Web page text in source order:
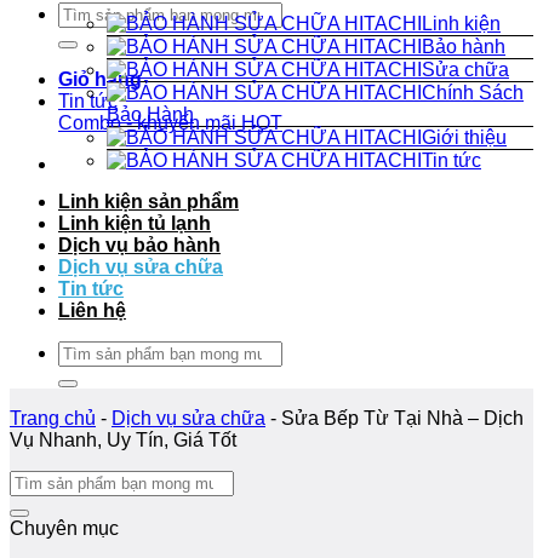
Tìm
kiếm:
Giỏ hàng
Tin tức
Combo - khuyến mãi HOT
Linh kiện
Bảo hành
Sửa chữa
Chính Sách
Bảo Hành
Giới thiệu
Tin tức
Linh kiện sản phẩm
Linh kiện tủ lạnh
Dịch vụ bảo hành
Dịch vụ sửa chữa
Tin tức
Liên hệ
Tìm
kiếm:
Trang chủ - Dịch vụ sửa chữa - Sửa Bếp Từ Tại Nhà – Dịch
Vụ Nhanh, Uy Tín, Giá Tốt
Chuyên mục